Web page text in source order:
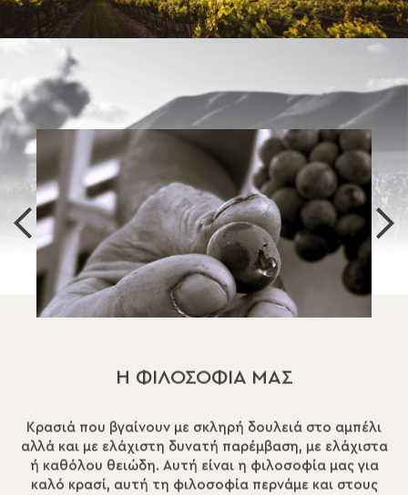
Η ΦΙΛΟΣΟΦΙΑ ΜΑΣ
Κρασιά που βγαίνουν με σκληρή δουλειά στο αμπέλι
αλλά και με ελάχιστη δυνατή παρέμβαση, με ελάχιστα
ή καθόλου θειώδη. Αυτή είναι η φιλοσοφία μας για
καλό κρασί, αυτή τη φιλοσοφία περνάμε και στους